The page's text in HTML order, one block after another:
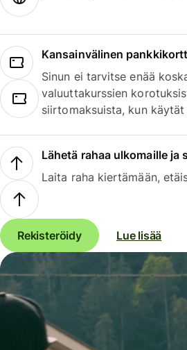
Kansainvälinen
Sinun ei tarvitse enää
valuuttakurssien
siirtomaksuista, kun käytät
Lähetä rahaa ulkomaille ja
Laita raha kiertämään,
Rekisteröidy Lue lisää